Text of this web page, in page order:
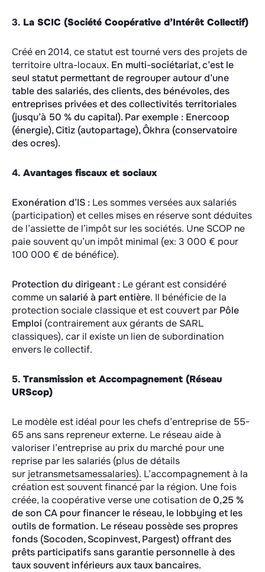
3. La SCIC (Société Coopérative d’Intérêt Collectif)
Créé en 2014, ce statut est tourné vers des projets de
territoire ultra-locaux. En multi-sociétariat, c’est le
seul statut permettant de regrouper autour d’une
table des salariés, des clients, des bénévoles, des
entreprises privées et des collectivités territoriales
(jusqu’à 50 % du capital). Par exemple : Enercoop
(énergie), Citiz (autopartage), Ôkhra (conservatoire
des ocres).
4. Avantages fiscaux et sociaux
Exonération d’IS : Les sommes versées aux salariés
(participation) et celles mises en réserve sont déduites
de l’assiette de l’impôt sur les sociétés. Une SCOP ne
paie souvent qu’un impôt minimal (ex: 3 000 € pour
100 000 € de bénéfice).
Protection du dirigeant : Le gérant est considéré
comme unsalarié à part entière. Il bénéficie de la
protection sociale classique et est couvert par Pôle
Emploi (contrairement aux gérants de SARL
classiques), car il existe un lien de subordination
envers le collectif.
5. Transmission et Accompagnement (Réseau
URScop)
Le modèle est idéal pour les chefs d’entreprise de 55-
65 ans sans repreneur externe. Le réseau aide à
valoriser l’entreprise au prix du marché pour une
reprise par les salariés (plus de détails
sur jetransmetsamessalaries). L’accompagnement à la
création est souvent financé par la région. Une fois
créée, la coopérative verse une cotisation de0,25 %
de son CA pour financer le réseau, le lobbying et les
outils de formation. Le réseau possède ses propres
fonds (Socoden, Scopinvest, Pargest) offrant des
prêts participatifs sans garantie personnelle à des
taux souvent inférieurs aux taux bancaires.